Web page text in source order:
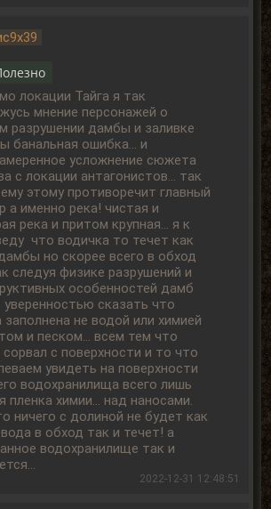
локации Тайга я так
мнение персонажей о
разрушении дамбы и заливке
банальная ошибка... и
усложнение сюжета
с локации антагонистов... так
этому противоречит главный
а именно река! чистая и
река и притом крупная... я к
что водичка то течет как
но скорее всего в обход
следуя физике разрушений и
особенностей дамб
уверенностью сказать что
не водой или химией
и песком... всем тем что
с поверхности и то что
увидеть на поверхности
водохранилища всего лишь
пленка химии... над наносами.
ничего с долиной не будет как
в обход так и течет! а
водохранилище так и
2022-12-31 12:48:51